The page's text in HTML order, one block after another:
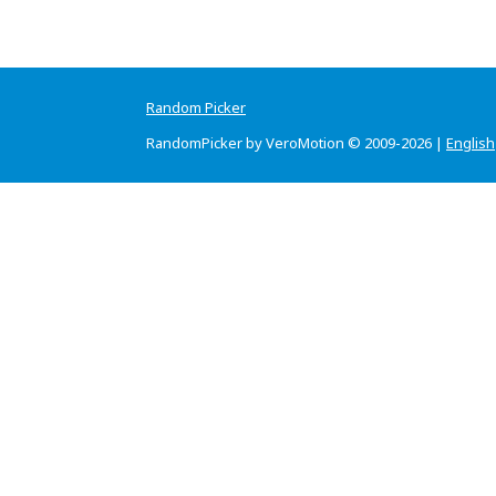
Random Picker
RandomPicker by VeroMotion © 2009-2026 | English